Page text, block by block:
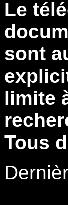
Le
sont
limite
Tous